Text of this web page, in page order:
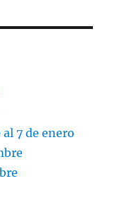
7 de enero